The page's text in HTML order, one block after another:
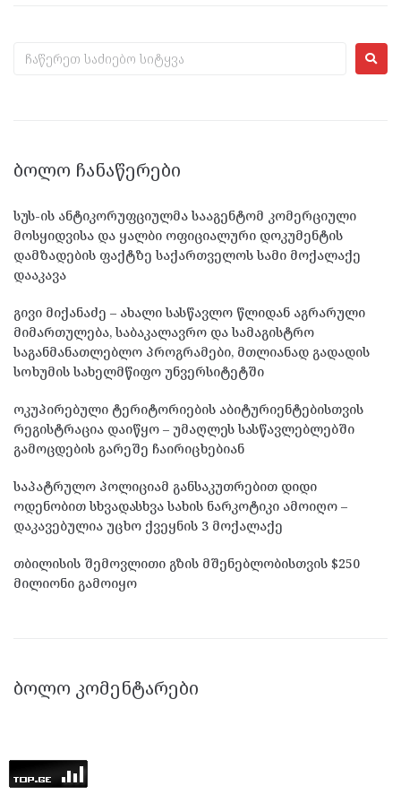
ᲑᲝᲚᲝ ᲩᲐᲜᲐᲬᲔᲠᲔᲑᲘ
სუს-ის ანტიკორუფციულმა სააგენტომ კომერციული
მოსყიდვისა და ყალბი ოფიციალური დოკუმენტის
დამზადების ფაქტზე საქართველოს სამი მოქალაქე
დააკავა
გივი მიქანაძე – ახალი სასწავლო წლიდან აგრარული
მიმართულება, საბაკალავრო და სამაგისტრო
საგანმანათლებლო პროგრამები, მთლიანად გადადის
სოხუმის სახელმწიფო უნვერსიტეტში
ოკუპირებული ტერიტორიების აბიტურიენტებისთვის
რეგისტრაცია დაიწყო – უმაღლეს სასწავლებლებში
გამოცდების გარეშე ჩაირიცხებიან
საპატრულო პოლიციამ განსაკუთრებით დიდი
ოდენობით სხვადასხვა სახის ნარკოტიკი ამოიღო –
დაკავებულია უცხო ქვეყნის 3 მოქალაქე
თბილისის შემოვლითი გზის მშენებლობისთვის $250
მილიონი გამოიყო
ᲑᲝᲚᲝ ᲙᲝᲛᲔᲜᲢᲐᲠᲔᲑᲘ